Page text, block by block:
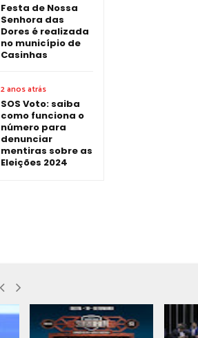
Festa de Nossa
Senhora das
Dores é realizada
no município de
Casinhas
2 anos atrás
SOS Voto: saiba
como funciona o
número para
denunciar
mentiras sobre as
Eleições 2024